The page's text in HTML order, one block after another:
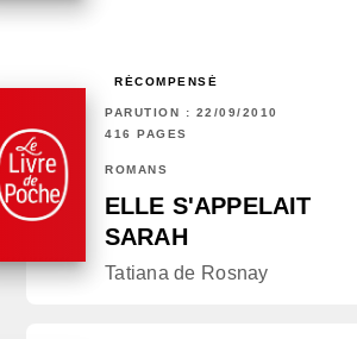
RÉCOMPENSÉ
PARUTION : 22/09/2010
416 PAGES
ROMANS
ELLE S'APPELAIT
SARAH
Tatiana de Rosnay